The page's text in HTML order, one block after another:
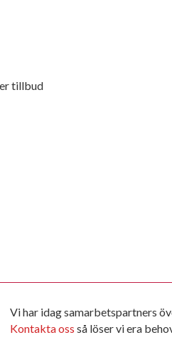
tillbud
Vi har idag samarbetspartners
Kontakta oss så löser vi era